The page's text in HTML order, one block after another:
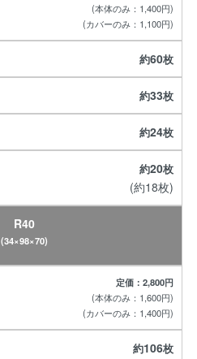
(本体のみ：1,400円)
(カバーのみ：1,100円)
60
33
24
20
(約18枚)
R40
(34×98×70)
定価：2,800円
(本体のみ：1,600円)
(カバーのみ：1,400円)
106